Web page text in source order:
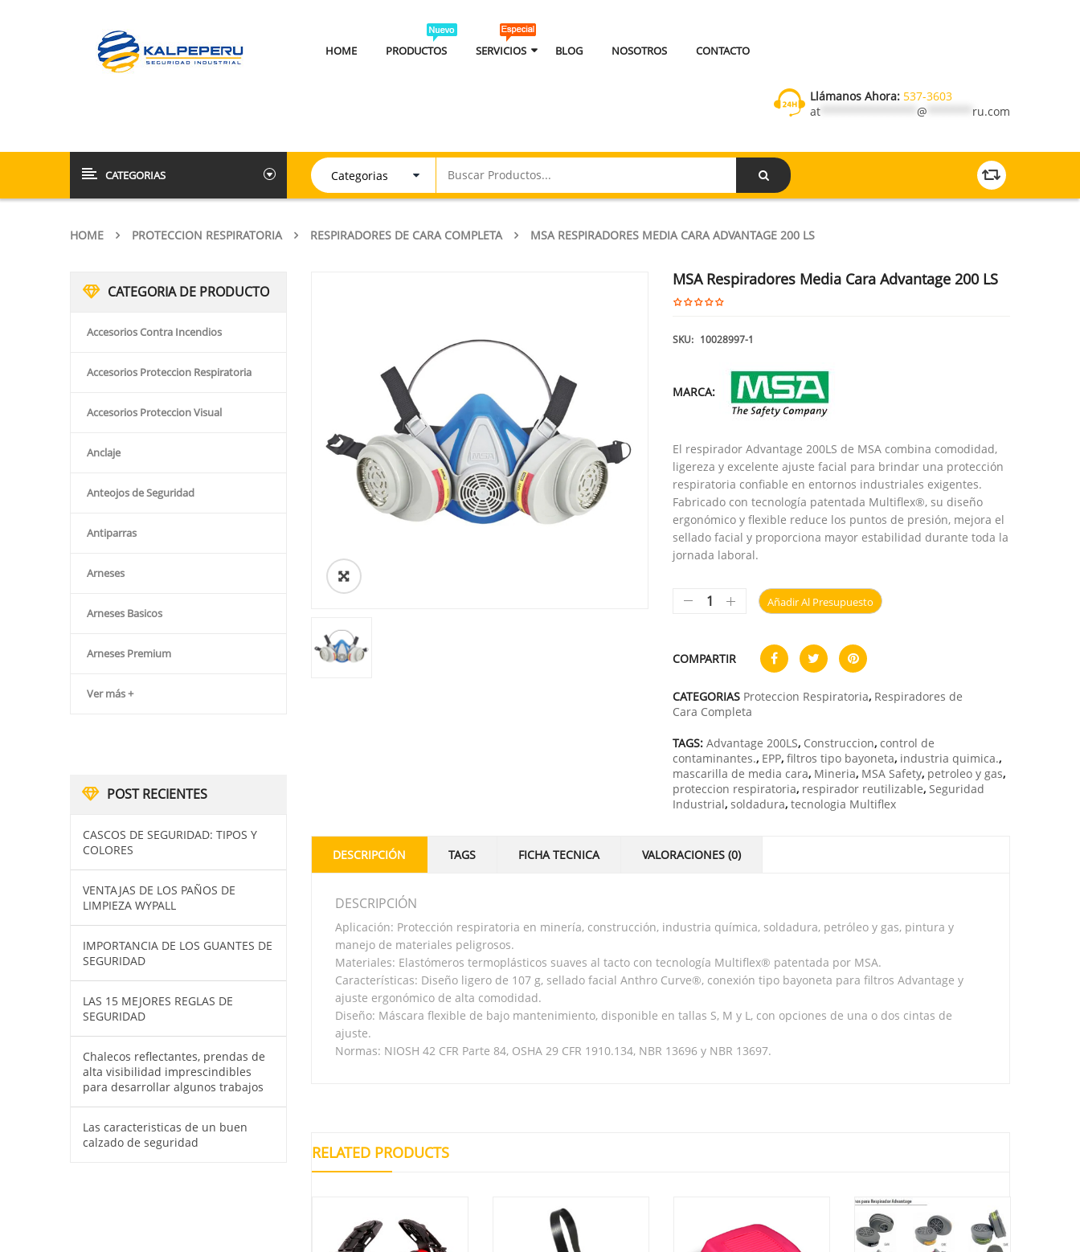
HOME PRODUCTOS SERVICIOS BLOG NOSOTROS CONTACTO
Llámanos Ahora: 537-3603
at
@ ru.com
CATEGORIAS
HOME PROTECCION RESPIRATORIA RESPIRADORES DE CARA COMPLETA MSA RESPIRADORES MEDIA CARA ADVANTAGE 200 LS
CATEGORIA DE PRODUCTO
Accesorios Contra Incendios
Accesorios Proteccion Respiratoria
Accesorios Proteccion Visual
Anclaje
Anteojos de Seguridad
Antiparras
Arneses
Arneses Basicos
Arneses Premium
Ver más +
POST RECIENTES
CASCOS DE SEGURIDAD: TIPOS Y
COLORES
VENTAJAS DE LOS PAÑOS DE
LIMPIEZA WYPALL
IMPORTANCIA DE LOS GUANTES DE
SEGURIDAD
LAS 15 MEJORES REGLAS DE
SEGURIDAD
Chalecos reflectantes, prendas de
alta visibilidad imprescindibles
para desarrollar algunos trabajos
Las caracteristicas de un buen
calzado de seguridad
MSA Respiradores Media Cara Advantage 200 LS
SKU: 10028997-1
MARCA:
El respirador Advantage 200LS de MSA combina comodidad,
ligereza y excelente ajuste facial para brindar una protección
respiratoria confiable en entornos industriales exigentes.
Fabricado con tecnología patentada Multiflex®, su diseño
ergonómico y flexible reduce los puntos de presión, mejora el
sellado facial y proporciona mayor estabilidad durante toda la
jornada laboral.
Añadir Al Presupuesto
COMPARTIR
CATEGORIAS Proteccion Respiratoria, Respiradores de
Cara Completa
TAGS: Advantage 200LS, Construccion, control de
contaminantes., EPP, filtros tipo bayoneta, industria quimica.,
mascarilla de media cara, Mineria, MSA Safety, petroleo y gas,
proteccion respiratoria, respirador reutilizable, Seguridad
Industrial, soldadura, tecnologia Multiflex
DESCRIPCIÓN TAGS FICHA TECNICA VALORACIONES (0)
DESCRIPCIÓN
Aplicación: Protección respiratoria en minería, construcción, industria química, soldadura, petróleo y gas, pintura y
manejo de materiales peligrosos.
Materiales: Elastómeros termoplásticos suaves al tacto con tecnología Multiflex® patentada por MSA.
Características: Diseño ligero de 107 g, sellado facial Anthro Curve®, conexión tipo bayoneta para filtros Advantage y
ajuste ergonómico de alta comodidad.
Diseño: Máscara flexible de bajo mantenimiento, disponible en tallas S, M y L, con opciones de una o dos cintas de
ajuste.
Normas: NIOSH 42 CFR Parte 84, OSHA 29 CFR 1910.134, NBR 13696 y NBR 13697.
RELATED PRODUCTS